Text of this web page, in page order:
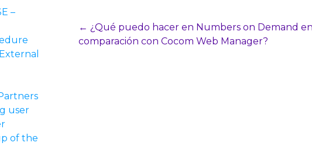
–
user
of the
Navegación
← ¿Qué puedo hacer en Numbers on Demand en
comparación con Cocom Web Manager?